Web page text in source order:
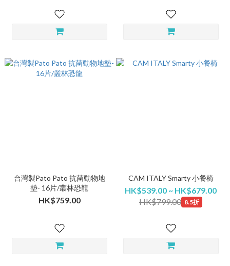
台灣製Pato Pato 抗菌動物地
墊- 16片/叢林恐龍
HK$759.00
CAM ITALY Smarty 小餐椅
HK$539.00 ~ HK$679.00
HK$799.00 8.5折